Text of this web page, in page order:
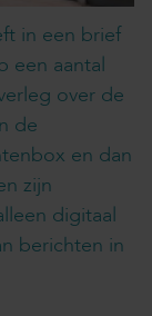
in een brief
een aantal
over de
de
en dan
zijn
digitaal
berichten in